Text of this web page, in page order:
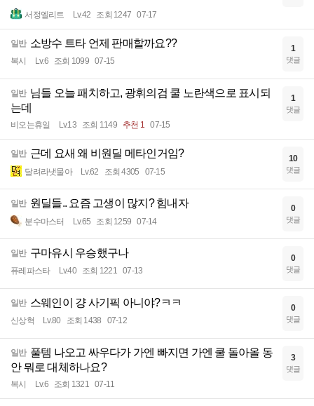
서정엘리트 Lv.42 조회 1247 07-17
일반 소방수 트타 언제 판매할까요??
복시 Lv.6 조회 1099 07-15
1
댓글
일반 님들 오늘 패치하고, 광휘의검 쿨 노란색으로 표시되
는데
비오는휴일 Lv.13 조회 1149 추천 1 07-15
1
댓글
일반 근데 요새 왜 비원딜 메타인거임?
달려라냇물아 Lv.62 조회 4305 07-15
10
댓글
일반 원딜들.. 요즘 고생이 많지? 힘내자
분수마스터 Lv.65 조회 1259 07-14
0
댓글
일반 구마유시 우승했구나
퓨레파스타 Lv.40 조회 1221 07-13
0
댓글
일반 스웨인이 걍 사기픽 아니야?ㅋㅋ
신상혁 Lv.80 조회 1438 07-12
0
댓글
일반 풀템 나오고 싸우다가 가엔 빠지면 가엔 쿨 돌아올 동
안 뭐로 대체하나요?
복시 Lv.6 조회 1321 07-11
3
댓글